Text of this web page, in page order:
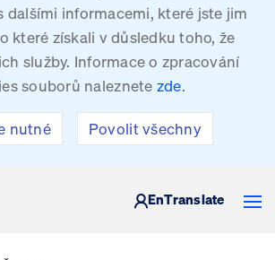
dalšími informacemi, které jste jim
které získali v důsledku toho, že
služby. Informace o zpracování
souborů naleznete zde.
nutné Povolit všechny
SPRÁVA ČESKÉ REPUBLIKY
EnTranslate